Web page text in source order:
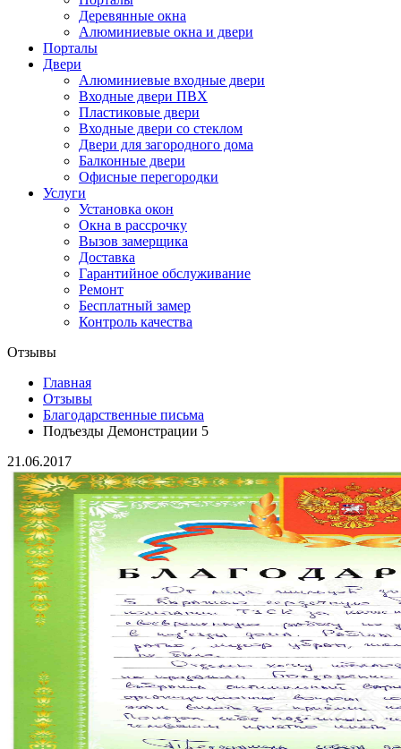
Деревянные окна
Алюминиевые окна и двери
Порталы
Двери
Алюминиевые входные двери
Входные двери ПВХ
Пластиковые двери
Входные двери со стеклом
Двери для загородного дома
Балконные двери
Офисные перегородки
Услуги
Установка окон
Окна в рассрочку
Вызов замерщика
Доставка
Гарантийное обслуживание
Ремонт
Бесплатный замер
Контроль качества
Отзывы
Главная
Отзывы
Благодарственные письма
Подъезды Демонстрации 5
21.06.2017